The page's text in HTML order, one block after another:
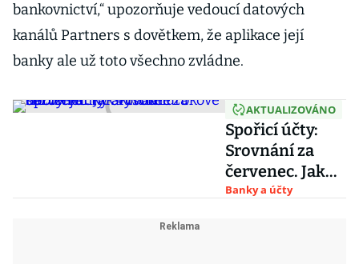
bankovnictví,“ upozorňuje vedoucí datových
kanálů Partners s dovětkem, že aplikace její
banky ale už toto všechno zvládne.
AKTUALIZOVÁNO
Spořicí účty:
Srovnání za
červenec. Jak
vysoké úrokové
Banky a účty